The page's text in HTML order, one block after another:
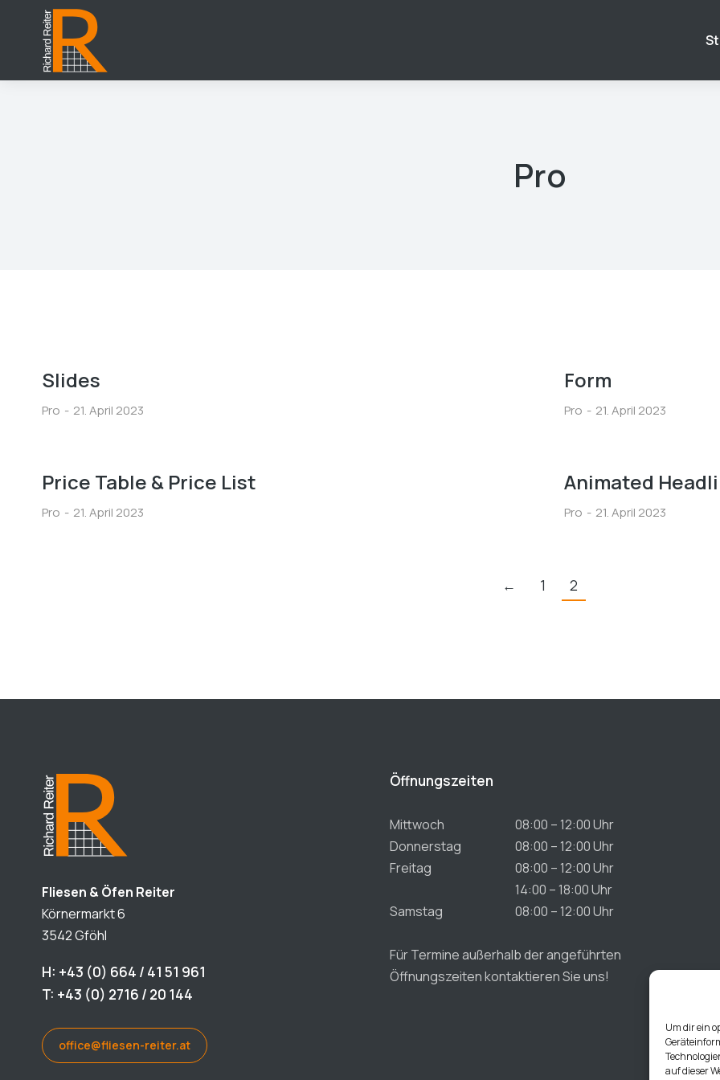
Um dir ein
auf dieser
Pro
Slides
Pro 21. April 2023
Form
Pro 21. April 2023
Price Table & Price List
Pro 21. April 2023
Animated
Pro 21. April 2023
← 1 2
Fliesen & Öfen Reiter
Körnermarkt 6
3542 Gföhl
H: +43 (0) 664 / 41 51 961
T: +43 (0) 2716 / 20 144
office@fliesen-reiter.at
Öffnungszeiten
Mittwoch
08:00 – 12:00 Uhr
Donnerstag
08:00 – 12:00 Uhr
Freitag
08:00 – 12:00 Uhr
14:00 – 18:00 Uhr
Samstag
08:00 – 12:00 Uhr
Für Termine außerhalb der angeführten
Öffnungszeiten kontaktieren Sie uns!